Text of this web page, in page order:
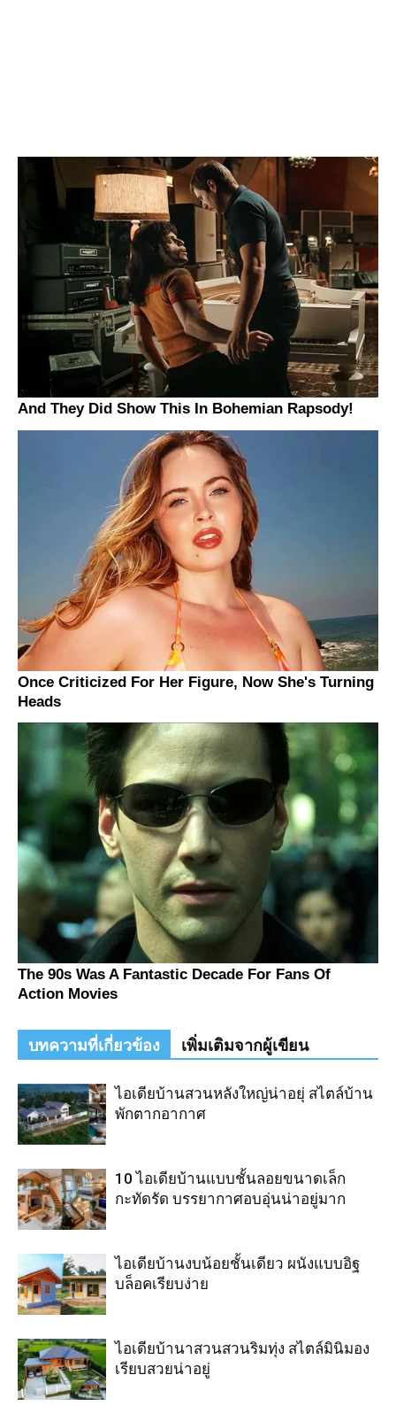
บทความที่เกี่ยวข้อง เพิ่มเติมจากผู้เขียน
ไอเดียบ้านสวนหลังใหญ่น่าอยุ่ สไตล์บ้าน
พักตากอากาศ
10 ไอเดียบ้านแบบชั้นลอยขนาดเล็ก
กะทัดรัด บรรยากาศอบอุ่นน่าอยู่มาก
ไอเดียบ้านงบน้อยชั้นเดียว ผนังแบบอิฐ
บล็อคเรียบง่าย
ไอเดียบ้านาสวนสวนริมทุ่ง สไตล์มินิมอง
เรียบสวยน่าอยู่